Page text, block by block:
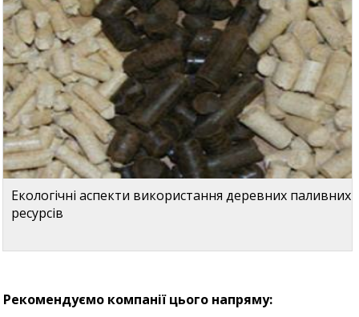
Екологічні аспекти використання деревних паливних
ресурсів
Рекомендуємо компанії цього напряму: